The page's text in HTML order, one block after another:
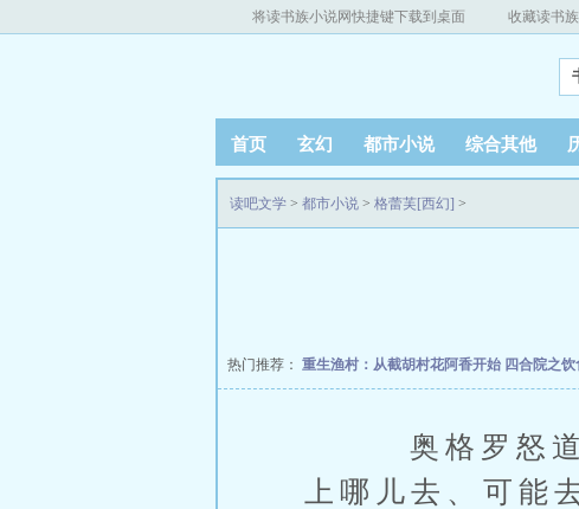
将读书族小说网快捷键下载到桌面 收藏读书
首页 玄幻 都市小说 综合其他
读吧文学 > 都市小说 > 格蕾芙[西幻] >
热门推荐： 重生渔村：从截胡村花阿香开始 四合院之
奥格罗怒道：
上哪儿去、可